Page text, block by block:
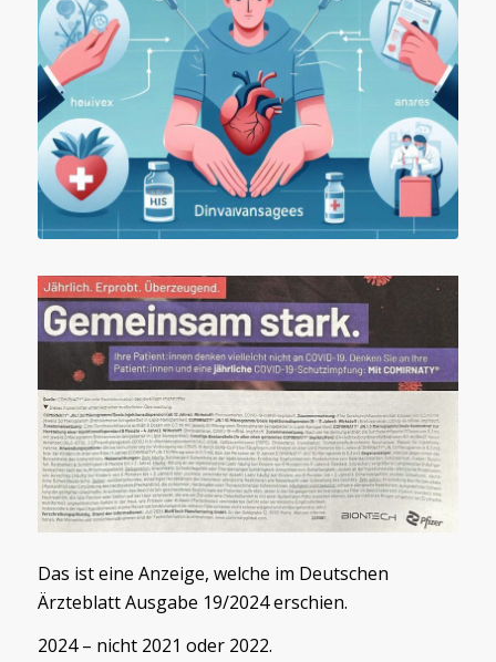
Das ist eine Anzeige, welche im Deutschen
Ärzteblatt Ausgabe 19/2024 erschien.
2024 – nicht 2021 oder 2022.